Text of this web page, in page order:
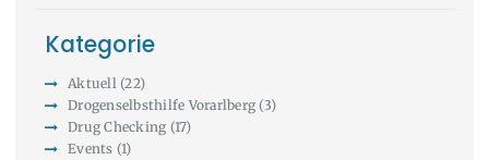
Kategorie
Aktuell (22)
Drogenselbsthilfe Vorarlberg (3)
Drug Checking (17)
Events (1)